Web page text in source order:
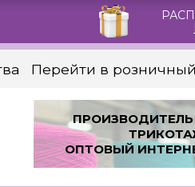
Перейти в
ОПТОВЫЙ